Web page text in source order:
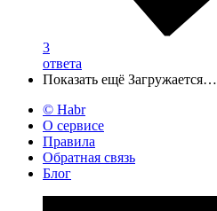
3
ответа
Показать ещё Загружается…
© Habr
О сервисе
Правила
Обратная связь
Блог